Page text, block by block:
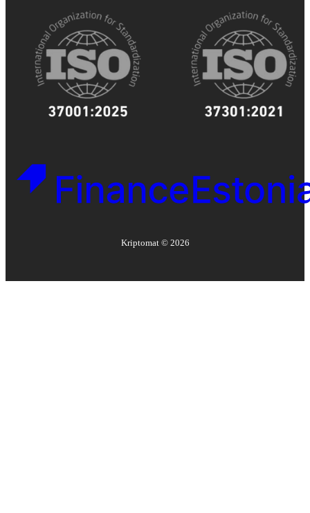
Kriptomat © 2026